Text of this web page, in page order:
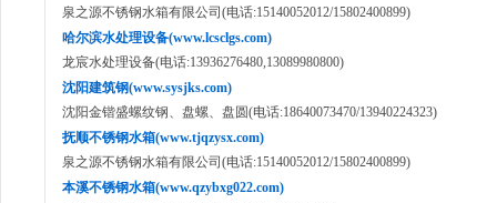
泉之源不锈钢水箱有限公司(电话:15140052012/15802400899)
哈尔滨水处理设备(www.lcsclgs.com)
龙宸水处理设备(电话:13936276480,13089980800)
沈阳建筑钢(www.sysjks.com)
沈阳金锴盛螺纹钢、盘螺、盘圆(电话:18640073470/13940224323)
抚顺不锈钢水箱(www.tjqzysx.com)
泉之源不锈钢水箱有限公司(电话:15140052012/15802400899)
本溪不锈钢水箱(www.qzybxg022.com)